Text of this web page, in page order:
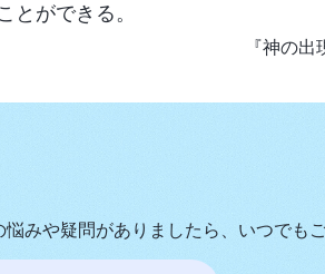
とができる。
『神の
みや疑問がありましたら、いつでもご